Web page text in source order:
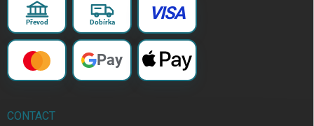
Převod Dobírka VISA
Pay
CONTACT